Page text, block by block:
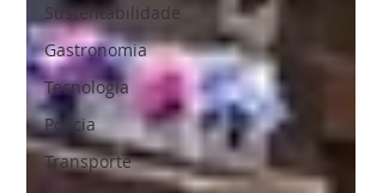
Sustentabilidade
Gastronomia
Tecnologia
Polícia
Transporte